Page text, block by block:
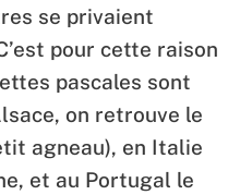
se privaient
pour cette raison
pascales sont
on retrouve le
agneau), en Italie
et au Portugal le